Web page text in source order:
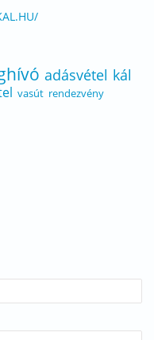
adásvétel kál
vasút rendezvény